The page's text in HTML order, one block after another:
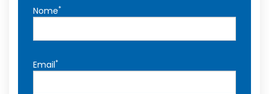
Nome*
Email*